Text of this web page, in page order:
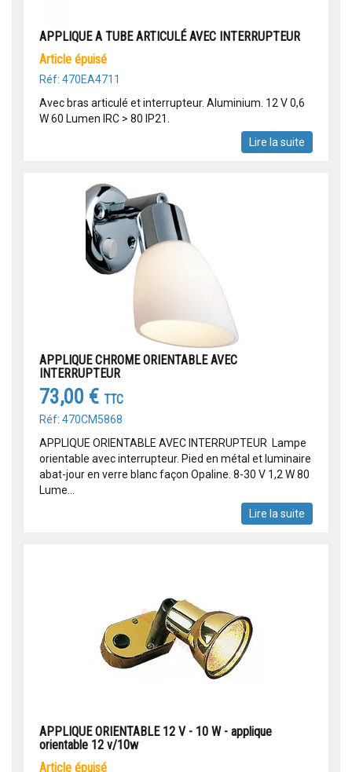
APPLIQUE A TUBE ARTICULÉ AVEC INTERRUPTEUR
article épuisé
Réf: 470EA4711
Avec bras articulé et interrupteur. Aluminium. 12 V 0,6
W 60 Lumen IRC > 80 IP21.
Lire la suite
APPLIQUE CHROME ORIENTABLE AVEC
INTERRUPTEUR
73,00 € TTC
Réf: 470CM5868
APPLIQUE ORIENTABLE AVEC INTERRUPTEUR Lampe
orientable avec interrupteur. Pied en métal et luminaire
abat-jour en verre blanc façon Opaline. 8-30 V 1,2 W 80
Lume...
Lire la suite
APPLIQUE ORIENTABLE 12 V - 10 W - applique
orientable 12 v/10w
article épuisé